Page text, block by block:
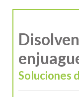
Soluciones